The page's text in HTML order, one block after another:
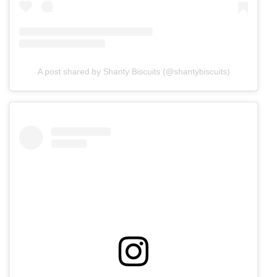
A post shared by Shanty Biscuits (@shantybiscuits)